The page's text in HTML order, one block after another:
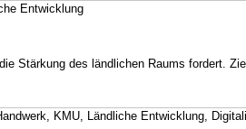
Entwicklung
Stärkung des ländlichen Raums fordert.
KMU, Ländliche Entwicklung,